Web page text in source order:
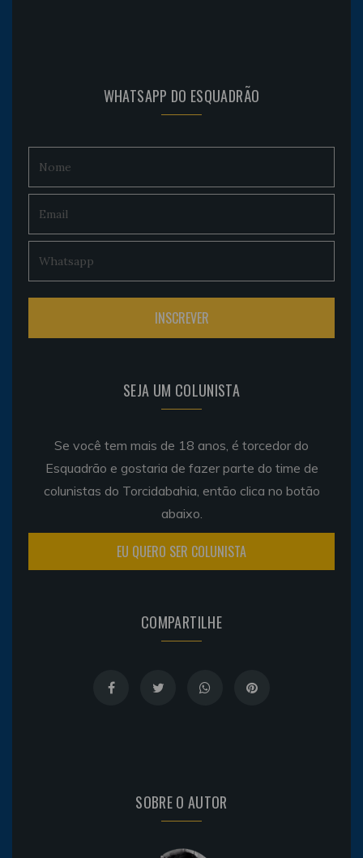
WHATSAPP DO ESQUADRÃO
SEJA UM COLUNISTA
Se você tem mais de 18 anos, é torcedor do
Esquadrão e gostaria de fazer parte do time de
colunistas do Torcidabahia, então clica no botão
abaixo.
EU QUERO SER COLUNISTA
COMPARTILHE
SOBRE O AUTOR